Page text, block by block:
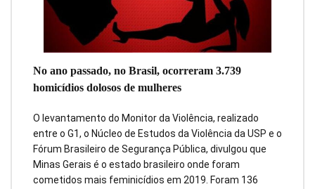
No ano passado, no Brasil, ocorreram 3.739
homicídios dolosos de mulheres
O levantamento do Monitor da Violência, realizado
entre o G1, o Núcleo de Estudos da Violência da USP e o
Fórum Brasileiro de Segurança Pública, divulgou que
Minas Gerais é o estado brasileiro onde foram
cometidos mais feminicídios em 2019. Foram 136